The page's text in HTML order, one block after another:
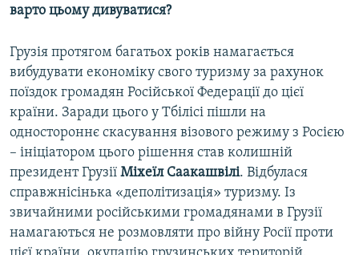
варто цьому дивуватися?
Грузія протягом багатьох років намагається
вибудувати економіку свого туризму за рахунок
поїздок громадян Російської Федерації до цієї
країни. Заради цього у Тбілісі пішли на
одностороннє скасування візового режиму з Росією
– ініціатором цього рішення став колишній
президент Грузії Міхеїл Саакашвілі. Відбулася
справжнісінька «деполітизація» туризму. Із
звичайними російськими громадянами в Грузії
намагаються не розмовляти про війну Росії проти